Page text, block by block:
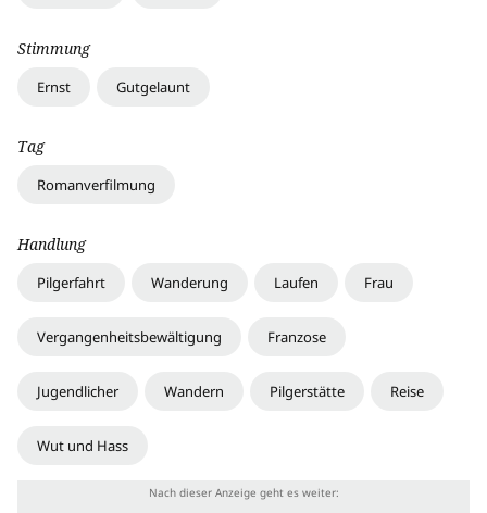
Stimmung
Ernst Gutgelaunt
Tag
Romanverfilmung
Handlung
Pilgerfahrt Wanderung Laufen Frau
Vergangenheitsbewältigung Franzose
Jugendlicher Wandern Pilgerstätte Reise
Wut und Hass